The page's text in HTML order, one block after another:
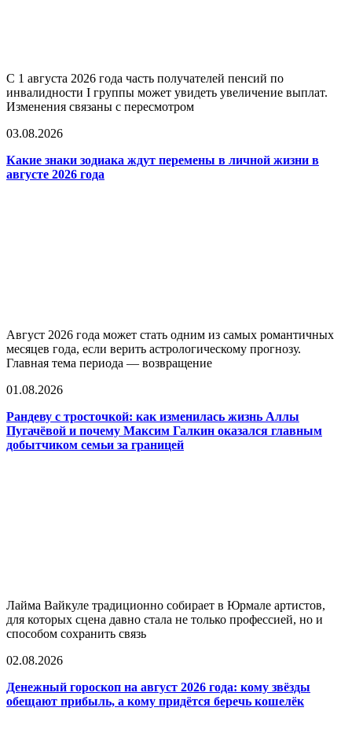
С 1 августа 2026 года часть получателей пенсий по
инвалидности I группы может увидеть увеличение выплат.
Изменения связаны с пересмотром
03.08.2026
Какие знаки зодиака ждут перемены в личной жизни в
августе 2026 года
Август 2026 года может стать одним из самых романтичных
месяцев года, если верить астрологическому прогнозу.
Главная тема периода — возвращение
01.08.2026
Рандеву с тросточкой: как изменилась жизнь Аллы
Пугачёвой и почему Максим Галкин оказался главным
добытчиком семьи за границей
Лайма Вайкуле традиционно собирает в Юрмале артистов,
для которых сцена давно стала не только профессией, но и
способом сохранить связь
02.08.2026
Денежный гороскоп на август 2026 года: кому звёзды
обещают прибыль, а кому придётся беречь кошелёк